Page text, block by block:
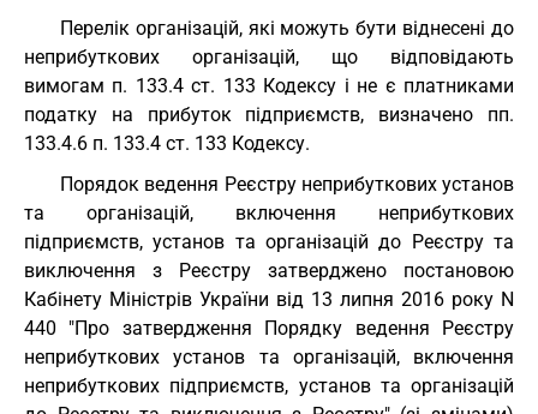
Перелік організацій, які можуть бути віднесені до
неприбуткових організацій, що відповідають
вимогам п. 133.4 ст. 133 Кодексу і не є платниками
податку на прибуток підприємств, визначено пп.
133.4.6 п. 133.4 ст. 133 Кодексу.
Порядок ведення Реєстру неприбуткових установ
та організацій, включення неприбуткових
підприємств, установ та організацій до Реєстру та
виключення з Реєстру затверджено постановою
Кабінету Міністрів України від 13 липня 2016 року N
440 "Про затвердження Порядку ведення Реєстру
неприбуткових установ та організацій, включення
неприбуткових підприємств, установ та організацій